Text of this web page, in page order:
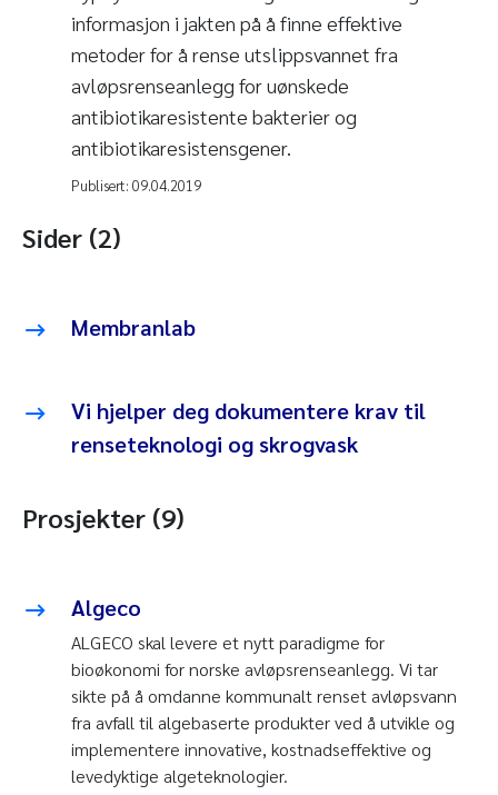
informasjon i jakten på å finne effektive
metoder for å rense utslippsvannet fra
avløpsrenseanlegg for uønskede
antibiotikaresistente bakterier og
antibiotikaresistensgener.
Publisert: 09.04.2019
Sider (2)
Membranlab
Vi hjelper deg dokumentere krav til
renseteknologi og skrogvask
Prosjekter (9)
Algeco
ALGECO skal levere et nytt paradigme for
bioøkonomi for norske avløpsrenseanlegg. Vi tar
sikte på å omdanne kommunalt renset avløpsvann
fra avfall til algebaserte produkter ved å utvikle og
implementere innovative, kostnadseffektive og
levedyktige algeteknologier.